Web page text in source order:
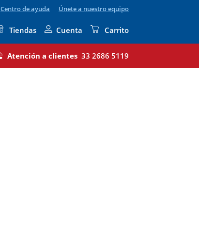
Centro de ayuda Únete a nuestro equipo
Tiendas Cuenta Carrito
Atención a clientes 33 2686 5119